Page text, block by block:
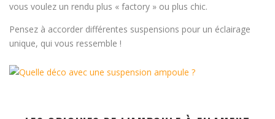
vous voulez un rendu plus « factory » ou plus chic.
Pensez à accorder différentes suspensions pour un éclairage
unique, qui vous ressemble !